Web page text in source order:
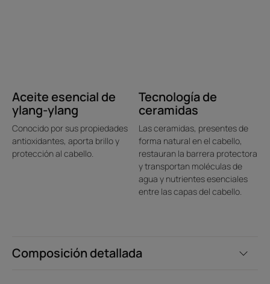
Ventaja
Un tratamiento nutritivo en profundidad que alisa incluso
el cabello más seco y lo deja suave y flexible desde la 1. ª
aplicación. Resultados profesionales visibles y duraderos.
profundidad y alisa al instante gracias al karité, rico en
Composición detallada
Aceite esencial de
ylang-ylang
Conocido por sus propiedades
antioxidantes, aporta brillo y
protección al cabello.
Tecnología de
ceramidas
Las ceramidas, presentes de
forma natural en el cabello,
restauran la barrera protectora
y transportan moléculas de
agua y nutrientes esenciales
entre las capas del cabello.